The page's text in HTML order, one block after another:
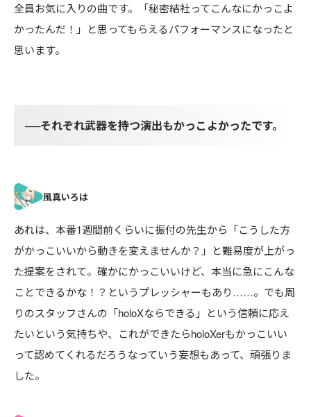
全員お気に入りの曲です。「秘密結社ってこんなにかっこよ
かったんだ！」と思ってもらえるパフォーマンスになったと
思います。
──それぞれ武器を持つ演出もかっこよかったです。
あれは、本番1週間前くらいに振付の先生から「こうした方
がかっこいいから動きを変えませんか？」と難易度が上がっ
た提案をされて。確かにかっこいいけど、本当に急にこんな
ことできるかな！？というプレッシャーもあり……。でも周
りのスタッフさんの「holoXならできる」という信頼に応え
たいという気持ちや、これができたらholoXerもかっこいい
って認めてくれるだろうなっていう妄想もあって、頑張りま
した。